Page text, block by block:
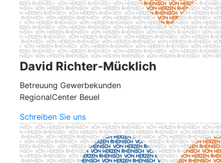
David Richter-Mücklich
Betreuung Gewerbekunden
RegionalCenter Beuel
Schreiben Sie uns